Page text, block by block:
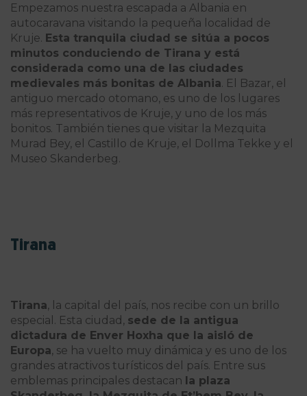
Empezamos nuestra escapada a Albania en
autocaravana visitando la pequeña localidad de
Kruje. Esta tranquila ciudad se sitúa a pocos
minutos conduciendo de Tirana y está
considerada como una de las ciudades
medievales más bonitas de Albania. El Bazar, el
antiguo mercado otomano, es uno de los lugares
más representativos de Kruje, y uno de los más
bonitos. También tienes que visitar la Mezquita
Murad Bey, el Castillo de Kruje, el Dollma Tekke y el
Museo Skanderbeg.
Tirana
Tirana, la capital del país, nos recibe con un brillo
especial. Esta ciudad, sede de la antigua
dictadura de Enver Hoxha que la aisló de
Europa, se ha vuelto muy dinámica y es uno de los
grandes atractivos turísticos del país. Entre sus
emblemas principales destacan la plaza